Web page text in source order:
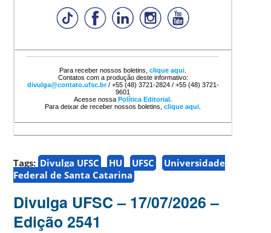
Para receber nossos boletins,clique aqui
Contatos com a produção deste informativo:
divulga@contato.ufsc.br/ +55 (48) 3721-2824 / +55 (48) 3721-
9601
Acesse nossaPolítica Editorial.
Para deixar de receber nossos boletins,clique aqui
Tags: Divulga UFSC HU UFSC
Universidade
Federal de Santa Catarina
Divulga UFSC – 17/07/2026 –
Edição 2541